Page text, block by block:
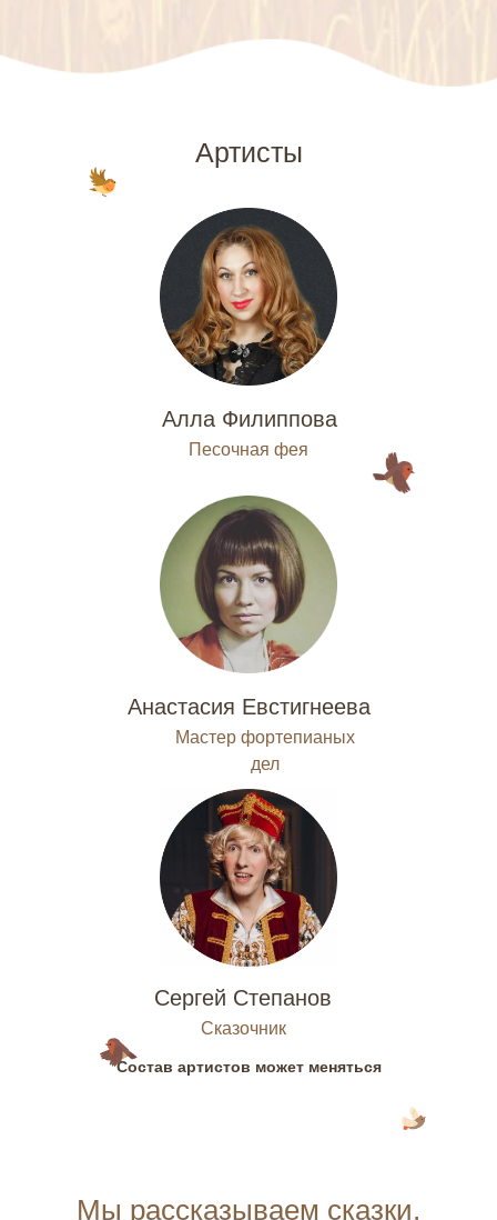
Алла Филиппова
Песочная фея
Сергей Степанов
Сказочник
Анастасия Евстигнеева
Мастер фортепианых
дел
Состав артистов может меняться
Артисты
Мы рассказываем сказки,